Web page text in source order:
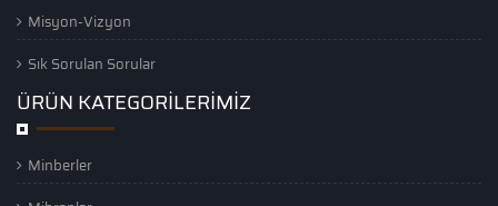
Misyon-Vizyon
Sık Sorulan Sorular
ÜRÜN KATEGORİLERİMİZ
Minberler